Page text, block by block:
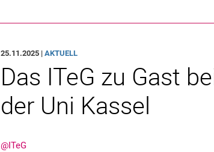
25.11.2025 |AKTUELL
Das ITeG zu Gast
der Uni Kassel
@ITeG